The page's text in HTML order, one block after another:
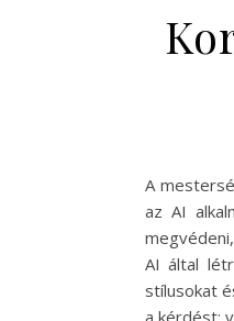
A
az AI
AI által
stílusokat
a kérdést: